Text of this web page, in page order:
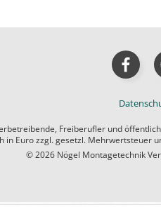
Freiberufler und
in Euro zzgl. gesetzl. Mehrwertsteuer
© 2026 Nögel Montagetechnik